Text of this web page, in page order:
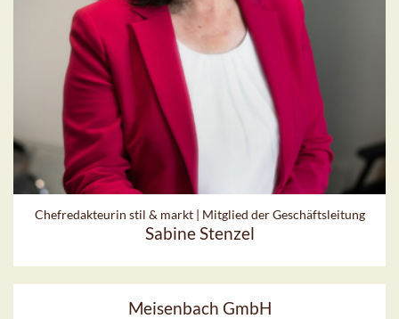
Chefredakteurin stil & markt | Mitglied der Geschäftsleitung
Sabine Stenzel
Meisenbach GmbH